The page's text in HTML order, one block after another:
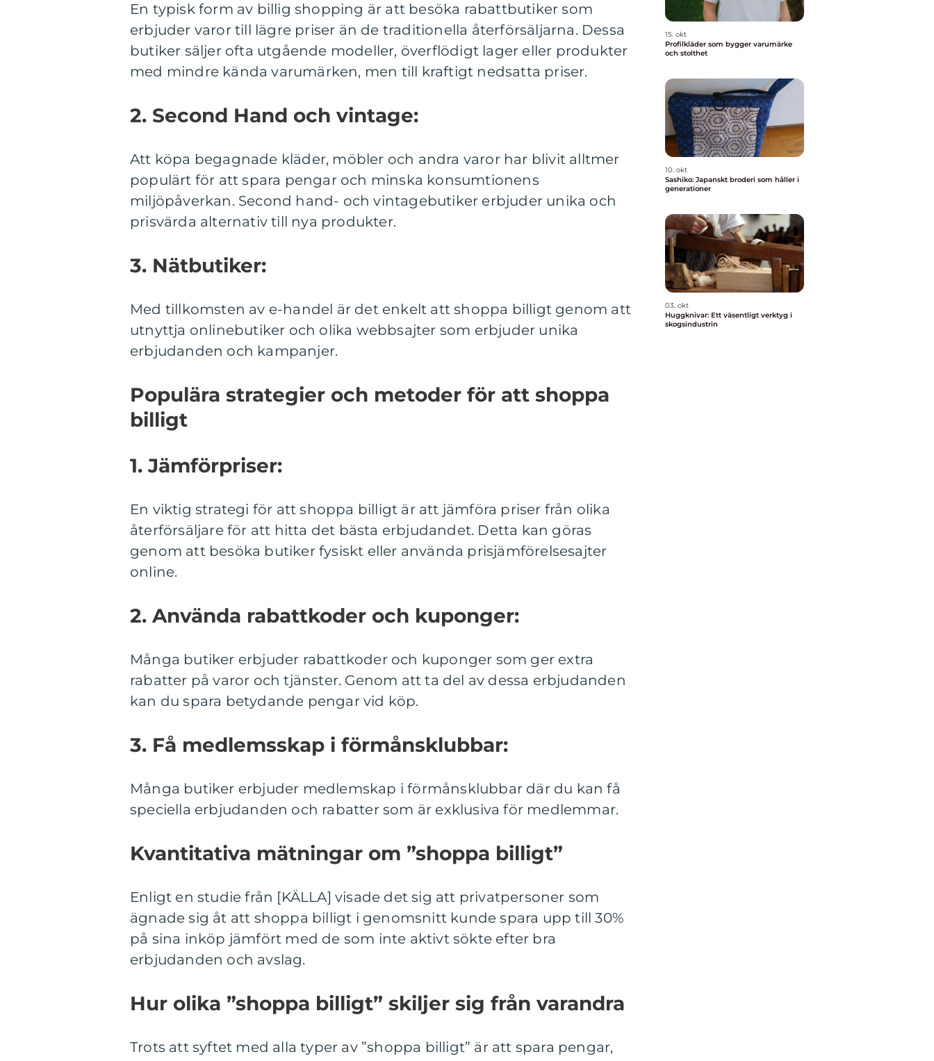
En typisk form av billig shopping är att besöka rabattbutiker som
erbjuder varor till lägre priser än de traditionella återförsäljarna. Dessa
butiker säljer ofta utgående modeller, överflödigt lager eller produkter
med mindre kända varumärken, men till kraftigt nedsatta priser.
2. Second Hand och vintage:
Att köpa begagnade kläder, möbler och andra varor har blivit alltmer
populärt för att spara pengar och minska konsumtionens
miljöpåverkan. Second hand- och vintagebutiker erbjuder unika och
prisvärda alternativ till nya produkter.
3. Nätbutiker:
Med tillkomsten av e-handel är det enkelt att shoppa billigt genom att
utnyttja onlinebutiker och olika webbsajter som erbjuder unika
erbjudanden och kampanjer.
Populära strategier och metoder för att shoppa
billigt
1. Jämförpriser:
En viktig strategi för att shoppa billigt är att jämföra priser från olika
återförsäljare för att hitta det bästa erbjudandet. Detta kan göras
genom att besöka butiker fysiskt eller använda prisjämförelsesajter
online.
2. Använda rabattkoder och kuponger:
Många butiker erbjuder rabattkoder och kuponger som ger extra
rabatter på varor och tjänster. Genom att ta del av dessa erbjudanden
kan du spara betydande pengar vid köp.
3. Få medlemsskap i förmånsklubbar:
Många butiker erbjuder medlemskap i förmånsklubbar där du kan få
speciella erbjudanden och rabatter som är exklusiva för medlemmar.
Kvantitativa mätningar om ”shoppa billigt”
Enligt en studie från [KÄLLA] visade det sig att privatpersoner som
ägnade sig åt att shoppa billigt i genomsnitt kunde spara upp till 30%
på sina inköp jämfört med de som inte aktivt sökte efter bra
erbjudanden och avslag.
Hur olika ”shoppa billigt” skiljer sig från varandra
Trots att syftet med alla typer av ”shoppa billigt” är att spara pengar,
15. okt
Profilkläder som bygger varumärke
och stolthet
10. okt
Sashiko: Japanskt broderi som håller i
generationer
03. okt
Huggknivar: Ett väsentligt verktyg i
skogsindustrin